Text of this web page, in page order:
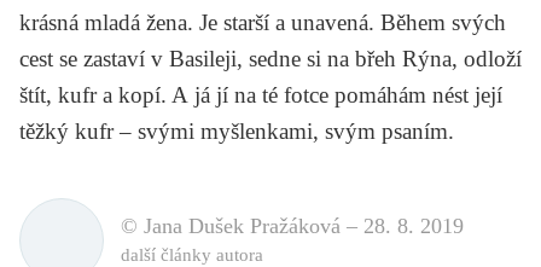
krásná mladá žena. Je starší a unavená. Během svých
cest se zastaví v Basileji, sedne si na břeh Rýna, odloží
štít, kufr a kopí. A já jí na té fotce pomáhám nést její
těžký kufr – svými myšlenkami, svým psaním.
© Jana Dušek Pražáková – 28. 8. 2019
další články autora